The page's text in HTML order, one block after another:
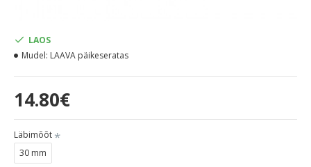
14.80€
LAOS
Mudel: LAAVA päikeseratas
Läbimõõt
30 mm